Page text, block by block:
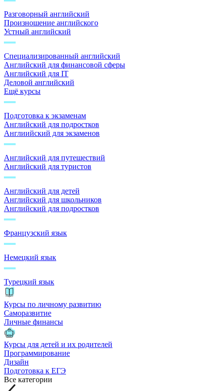
Разговорный английский
Произношение английского
Устный английский
Специализированный английский
Английский для финансовой сферы
Английский для IT
Деловой английский
Ещё курсы
Подготовка к экзаменам
Английский для подростков
Англиийский для экзаменов
Английский для путешествий
Английский для туристов
Английский для детей
Английский для школьников
Английский для подростков
Французский язык
Немецкий язык
Турецкий язык
Курсы по личному развитию
Саморазвитие
Личные финансы
Курсы для детей и их родителей
Программирование
Дизайн
Подготовка к ЕГЭ
Все категории